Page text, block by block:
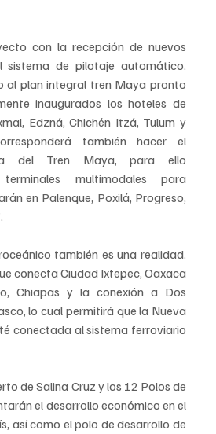
con la recepción de nuevos
sistema de pilotaje automático.
al plan integral tren Maya pronto
inaugurados los hoteles de
Edzná, Chichén Itzá, Tulum y
también hacer el
del Tren Maya, para ello
multimodales para
en Palenque, Poxilá, Progreso,
también es una realidad.
conecta Ciudad Ixtepec, Oaxaca
Chiapas y la conexión a Dos
lo cual permitirá que la Nueva
conectada al sistema ferroviario
de Salina Cruz y los 12 Polos de
el desarrollo económico en el
así como el polo de desarrollo de